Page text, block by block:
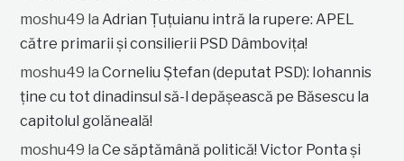
moshu49 la Adrian Țuțuianu intră la rupere: APEL
către primarii și consilierii PSD Dâmbovița!
moshu49 laCorneliu Ștefan (deputat PSD): Iohannis
ține cu tot dinadinsul să-l depășească pe Băsescu la
capitolul golăneală!
moshu49 laCe săptămână politică! Victor Ponta și